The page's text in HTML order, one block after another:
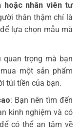
hoặc nhân viên tư
thân thậm chí là
lựa chọn mẫu mà
trọng mà bạn
một sản phẩm
túi tiền của bạn.
: Bạn nên tìm đến
kinh nghiệm và có
có thể an tâm về